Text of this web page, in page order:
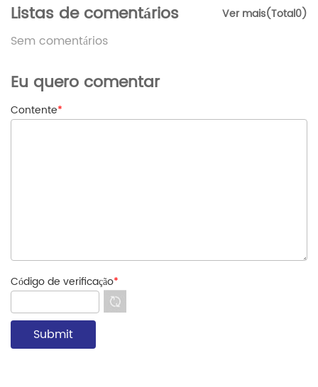
Ver mais(Total0)
Listas de comentários
Sem comentários
Eu quero comentar
Contente*
Código de verificação*